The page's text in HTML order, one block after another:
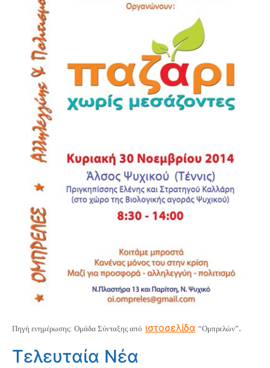
Πηγή ενημέρωσης: Ομάδα Σύνταξης από ιστοσελίδα “Ομπρελών”.
Τελευταία Νέα